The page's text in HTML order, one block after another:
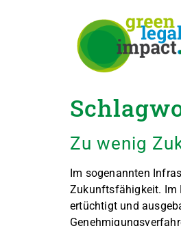
Zu wenig
Im sogenannten
Zukunftsfähigkeit. Im
ertüchtigt und